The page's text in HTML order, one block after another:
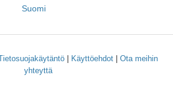
Suomi
Käyttöehdot
Ota meihin
yhteyttä